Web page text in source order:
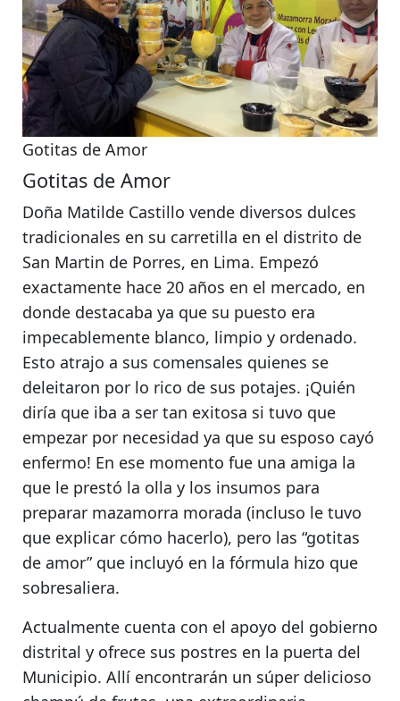
Gotitas de Amor
Gotitas de Amor
Doña Matilde Castillo vende diversos dulces
tradicionales en su carretilla en el distrito de
San Martin de Porres, en Lima. Empezó
exactamente hace 20 años en el mercado, en
donde destacaba ya que su puesto era
impecablemente blanco, limpio y ordenado.
Esto atrajo a sus comensales quienes se
deleitaron por lo rico de sus potajes. ¡Quién
diría que iba a ser tan exitosa si tuvo que
empezar por necesidad ya que su esposo cayó
enfermo! En ese momento fue una amiga la
que le prestó la olla y los insumos para
preparar mazamorra morada (incluso le tuvo
que explicar cómo hacerlo), pero las “gotitas
de amor” que incluyó en la fórmula hizo que
sobresaliera.
Actualmente cuenta con el apoyo del gobierno
distrital y ofrece sus postres en la puerta del
Municipio. Allí encontrarán un súper delicioso